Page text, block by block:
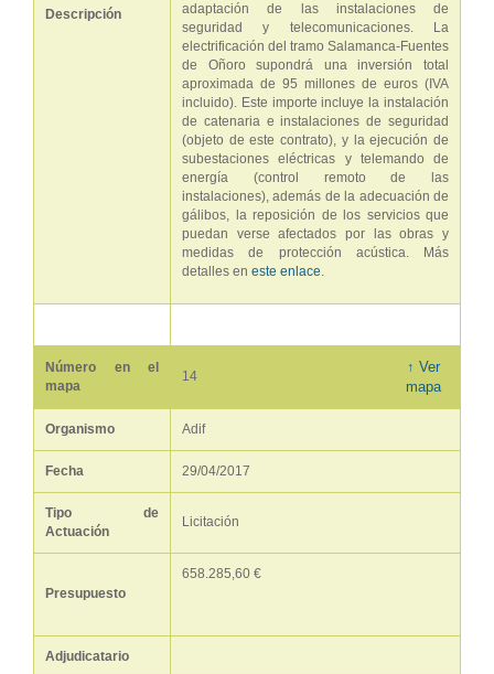
Descripción
adaptación de las instalaciones de
seguridad y telecomunicaciones. La
electrificación del tramo Salamanca-Fuentes
de Oñoro supondrá una inversión total
aproximada de 95 millones de euros (IVA
incluido). Este importe incluye la instalación
de catenaria e instalaciones de seguridad
(objeto de este contrato), y la ejecución de
subestaciones eléctricas y telemando de
energía (control remoto de las
instalaciones), además de la adecuación de
gálibos, la reposición de los servicios que
puedan verse afectados por las obras y
medidas de protección acústica. Más
detalles en este enlace.
Número en el
mapa
14
↑ Ver
mapa
Organismo Adif
Fecha 29/04/2017
Tipo de
Actuación
Licitación
Presupuesto
658.285,60 €
Adjudicatario